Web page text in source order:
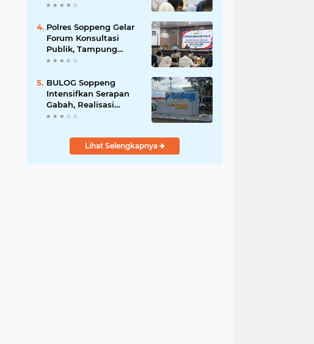
Kunci Pembangunan
Polres Soppeng Gelar
Forum Konsultasi
Publik, Tampung
Masukan untuk
BULOG Soppeng
Intensifkan Serapan
Gabah, Realisasi
Harian Tembus 1.500
Lihat Selengkapnya